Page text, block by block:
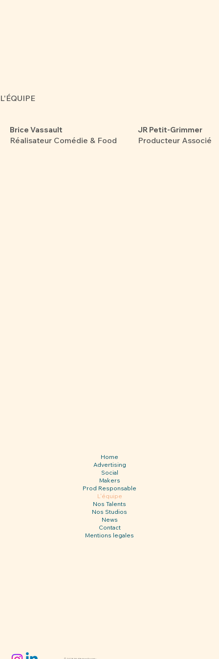
Brice Vassault
Réalisateur Comédie & Food
JR Petit-Grimmer
Producteur Associé
Home
Advertising
Social
Makers
Prod Responsable
L'équipe
Nos Talents
Nos Studios
News
Contact
Mentions legales
L'ÉQUIPE